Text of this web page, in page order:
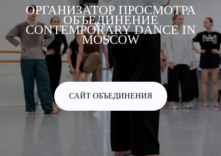
ОРГАНИЗАТОР ПРОСМОТРА
ОБЪЕДИНЕНИЕ
CONTEMPORARY DANCE IN
MOSCOW
САЙТ ОБЪЕДИНЕНИЯ